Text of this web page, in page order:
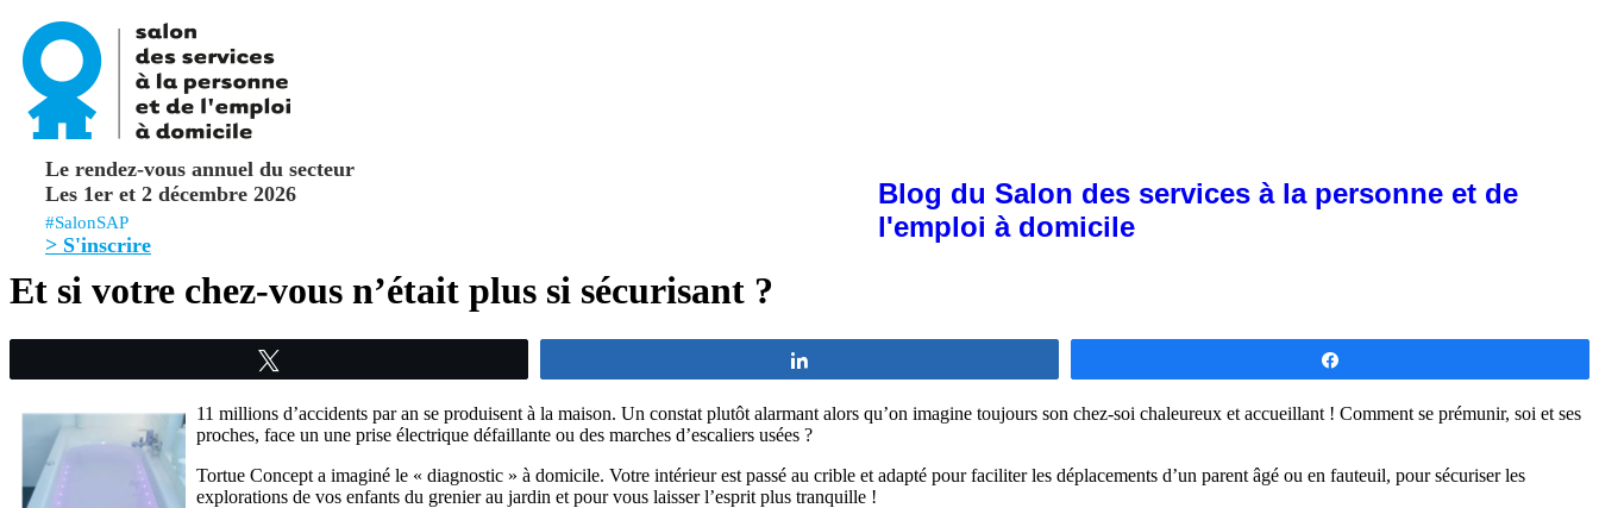
Le rendez-vous annuel du secteur
Les 1er et 2 décembre 2026
#SalonSAP
> S'inscrire
Blog du Salon des services à la personne et de
l'emploi à domicile
Et si votre chez-vous n’était plus si sécurisant ?
11 millions d’accidents par an se produisent à la maison. Un constat plutôt alarmant alors qu’on imagine toujours son chez-soi chaleureux et accueillant ! Comment se prémunir, soi et ses
proches, face un une prise électrique défaillante ou des marches d’escaliers usées ?
Tortue Concept a imaginé le « diagnostic » à domicile. Votre intérieur est passé au crible et adapté pour faciliter les déplacements d’un parent âgé ou en fauteuil, pour sécuriser les
explorations de vos enfants du grenier au jardin et pour vous laisser l’esprit plus tranquille !